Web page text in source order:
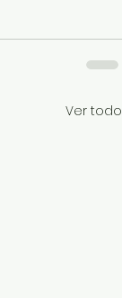
Ver todo